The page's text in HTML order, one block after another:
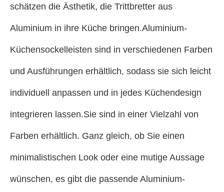
schätzen die Ästhetik, die Trittbretter aus
Aluminium in ihre Küche bringen.Aluminium-
Küchensockelleisten sind in verschiedenen Farben
und Ausführungen erhältlich, sodass sie sich leicht
individuell anpassen und in jedes Küchendesign
integrieren lassen.Sie sind in einer Vielzahl von
Farben erhältlich. Ganz gleich, ob Sie einen
minimalistischen Look oder eine mutige Aussage
wünschen, es gibt die passende Aluminium-